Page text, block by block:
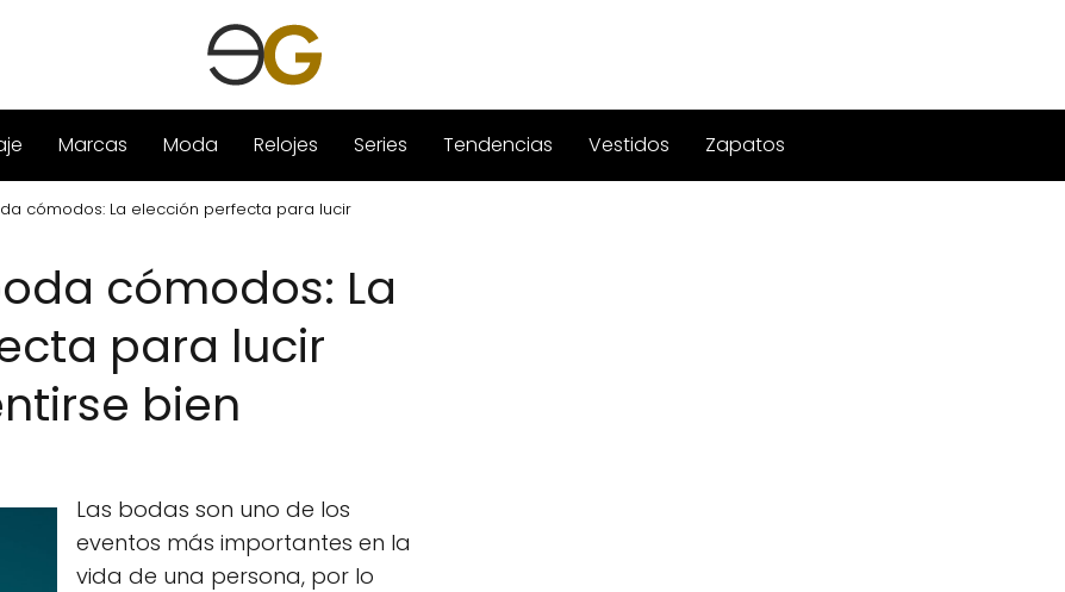
Marcas Moda Relojes Series Tendencias Vestidos Zapatos
cómodos: La elección perfecta para lucir
cómodos: La
para lucir
bien
Las bodas son uno de los
eventos más importantes en la
vida de una persona, por lo